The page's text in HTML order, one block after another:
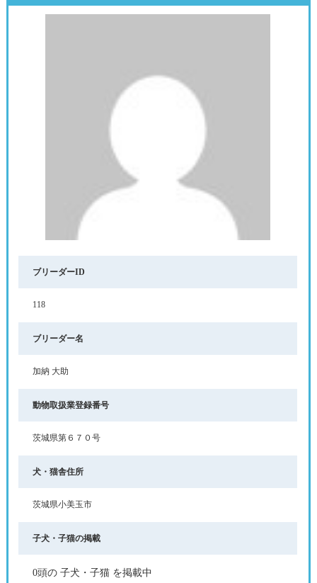
ブリーダーID
118
ブリーダー名
加納 大助
動物取扱業登録番号
茨城県第６７０号
犬・猫舎住所
茨城県小美玉市
子犬・子猫の掲載
0頭の 子犬・子猫 を掲載中